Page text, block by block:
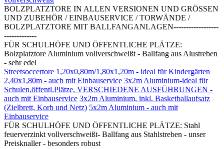
BOLZPLATZTORE IN ALLEN VERSIONEN UND GRÖSSEN
UND ZUBEHÖR / EINBAUSERVICE / TORWÄNDE /
BOLZPLATZTORE MIT BALLFANGANLAGEN------------------
-------------
FÜR SCHULHÖFE UND ÖFFENTLICHE PLÄTZE:
Bolzplatztore Aluminium vollverschweißt - Ballfang aus Alustreben
- sehr edel
Streetsoccertore 1,20x0,80m/1,80x1,20m - ideal für Kindergärten
2,40x1,80m - auch mit Einbauservice 3x2m Aluminium-ideal für
Schulen,öffentl.Plätze, VERSCHIEDENE AUSFÜHRUNGEN -
auch mit Einbauservice 3x2m Aluminium, inkl. Basketballaufsatz
(Zielbrett, Korb und Netz) 5x2m Aluminium - auch mit
Einbauservice
FÜR SCHULHÖFE UND ÖFFENTLICHE PLÄTZE: Stahl
feuerverzinkt vollverschweißt- Ballfang aus Stahlstreben - unser
Preisknaller - besonders robust